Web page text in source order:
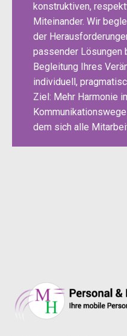
konstruktiven,
Miteinander. Wir
der
passender Lösungen
Begleitung Ihres
individuell,
Ziel: Mehr Harmonie
dem sich alle